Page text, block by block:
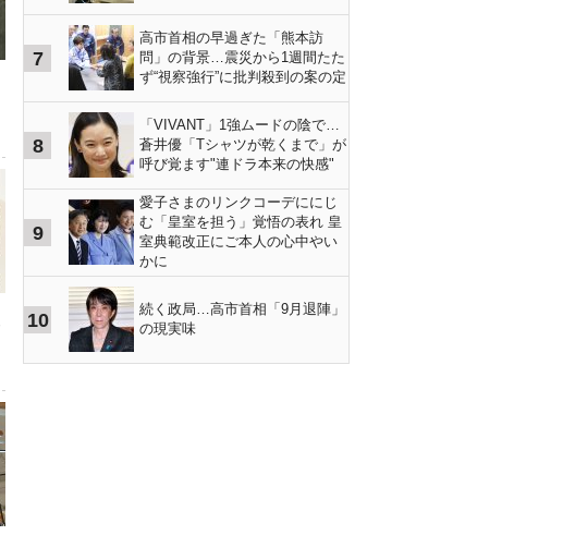
7
高市首相の早過ぎた「熊本訪
問」の背景…震災から1週間たた
ず“視察強行”に批判殺到の案の定
8
「VIVANT」1強ムードの陰で…
蒼井優「Tシャツが乾くまで」が
呼び覚ます"連ドラ本来の快感"
9
愛子さまのリンクコーデににじ
む「皇室を担う」覚悟の表れ 皇
室典範改正にご本人の心中やい
かに
10
続く政局…高市首相「9月退陣」
の現実味